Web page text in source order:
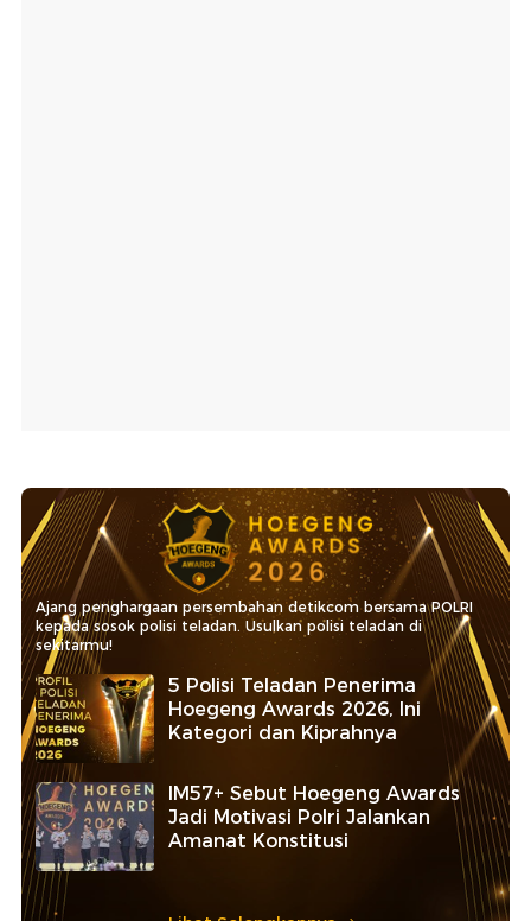
Ajang penghargaan persembahan detikcom bersama POLRI
kepada sosok polisi teladan. Usulkan polisi teladan di
sekitarmu!
5 Polisi Teladan Penerima
Hoegeng Awards 2026, Ini
Kategori dan Kiprahnya
IM57+ Sebut Hoegeng Awards
Jadi Motivasi Polri Jalankan
Amanat Konstitusi